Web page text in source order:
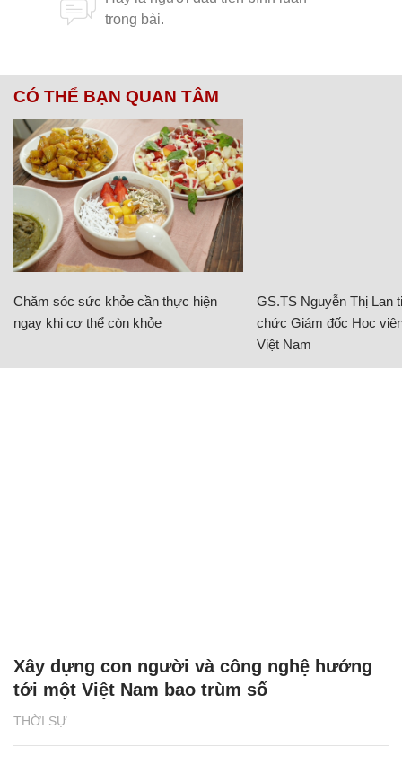
CÓ THỂ BẠN QUAN TÂM
Chăm sóc sức khỏe cần thực hiện
ngay khi cơ thể còn khỏe
GS.TS Nguyễn Thị Lan
chức Giám đốc Học
Việt Nam
THỜI SỰ
Xây dựng con người và công nghệ hướng
tới một Việt Nam bao trùm số